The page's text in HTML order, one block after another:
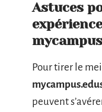
Astuces
Pour tirer le
peuvent